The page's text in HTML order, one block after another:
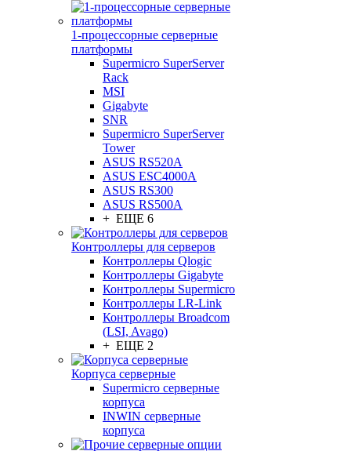
1-процессорные серверные
платформы
Supermicro SuperServer
Rack
MSI
Gigabyte
SNR
Supermicro SuperServer
Tower
ASUS RS520A
ASUS ESC4000A
ASUS RS300
ASUS RS500A
+ ЕЩЕ 6
Контроллеры для серверов
Контроллеры Qlogic
Контроллеры Gigabyte
Контроллеры Supermicro
Контроллеры LR-Link
Контроллеры Broadcom
(LSI, Avago)
+ ЕЩЕ 2
Корпуса серверные
Supermicro серверные
корпуса
INWIN серверные
корпуса